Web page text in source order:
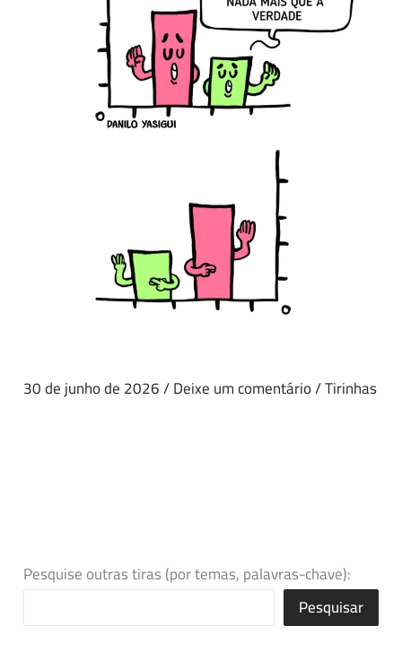
30 de junho de 2026/Deixe um comentário/Tirinhas
Pesquise outras tiras (por temas, palavras-chave):
Pesquisar